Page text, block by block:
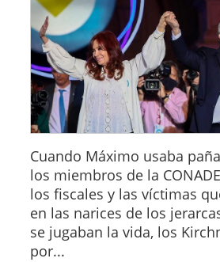
Cuando Máximo usaba
los miembros de la
los fiscales y las víctimas
en las narices de los
se jugaban la vida, los
por...